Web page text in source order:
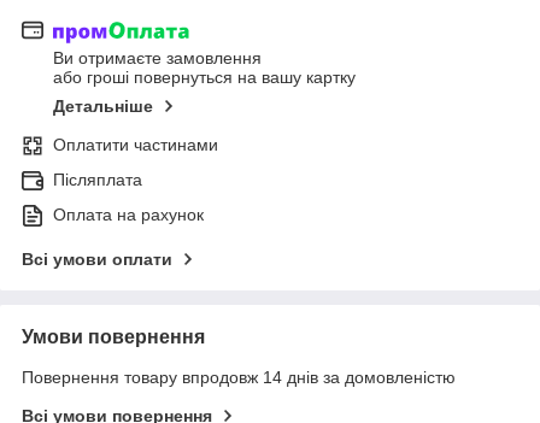
Ви отримаєте замовлення
або гроші повернуться на вашу картку
Детальніше
Оплатити частинами
Післяплата
Оплата на рахунок
Всі умови оплати
Умови повернення
Повернення товару впродовж 14 днів за домовленістю
Всі умови повернення